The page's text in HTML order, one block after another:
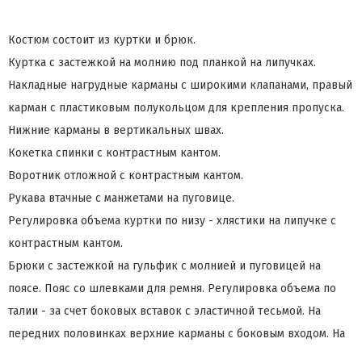
Костюм состоит из куртки и брюк.
Куртка с застежкой на молнию под планкой на липучках.
Накладные нагрудные карманы с широкими клапанами, правый
карман с пластиковым полукольцом для крепления пропуска.
Нижние карманы в вертикальных швах.
Кокетка спинки с контрастным кантом.
Воротник отложной с контрастным кантом.
Рукава втачные с манжетами на пуговице.
Регулировка объема куртки по низу - хлястики на липучке с
контрастным кантом.
Брюки с застежкой на гульфик с молнией и пуговицей на
поясе. Пояс со шлевками для ремня. Регулировка объема по
талии - за счет боковых вставок с эластичной тесьмой. На
передних половинках верхние карманы с боковым входом. На